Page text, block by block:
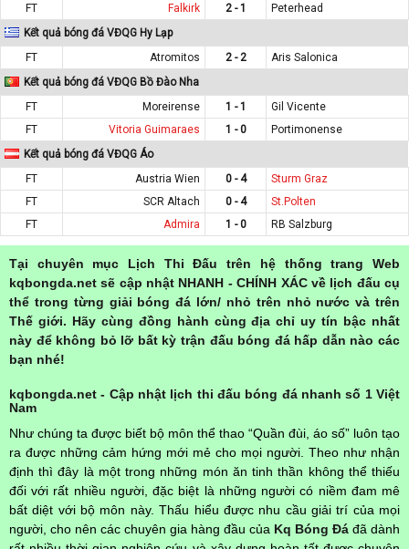
FT
Falkirk 2 - 1
Peterhead
Kết quả bóng đá VĐQG Hy Lạp
FT
Atromitos 2 - 2
Aris Salonica
Kết quả bóng đá VĐQG Bồ Đào Nha
FT
Moreirense 1 - 1
Gil Vicente
FT
Vitoria Guimaraes 1 - 0
Portimonense
Kết quả bóng đá VĐQG Áo
FT
Austria Wien 0 - 4
Sturm Graz
FT
SCR Altach 0 - 4
St.Polten
FT
Admira 1 - 0 RB Salzburg
Tại chuyên mục Lịch Thi Đấu trên hệ thống trang Web
kqbongda.net sẽ cập nhật NHANH - CHÍNH XÁC về lịch đấu cụ
thể trong từng giải bóng đá lớn/ nhỏ trên nhỏ nước và trên
Thế giới. Hãy cùng đồng hành cùng địa chỉ uy tín bậc nhất
này để không bỏ lỡ bất kỳ trận đấu bóng đá hấp dẫn nào các
bạn nhé!
kqbongda.net - Cập nhật lịch thi đấu bóng đá nhanh số 1 Việt
Nam
Như chúng ta được biết bộ môn thể thao “Quần đùi, áo số” luôn tạo
ra được những cảm hứng mới mẻ cho mọi người. Theo như nhận
định thì đây là một trong những món ăn tinh thần không thể thiếu
đối với rất nhiều người, đặc biệt là những người có niềm đam mê
bất diệt với bộ môn này. Thấu hiểu được nhu cầu giải trí của mọi
người, cho nên các chuyên gia hàng đầu của Kq Bóng Đá đã dành